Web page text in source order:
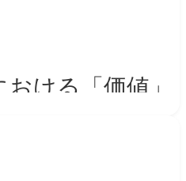
時代の「プロ
ける「価値」
教えてくれる